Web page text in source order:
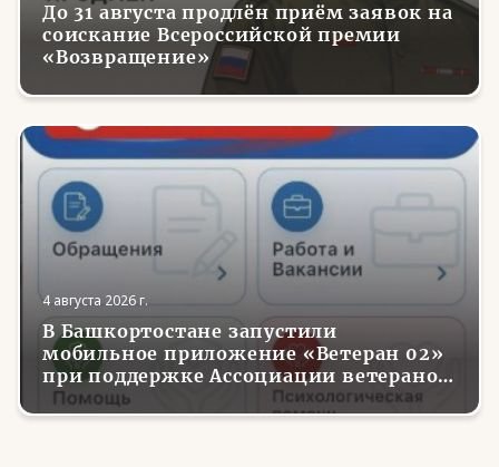
До 31 августа продлён приём заявок на
соискание Всероссийской премии
«Возвращение»
4 августа 2026 г.
В Башкортостане запустили
мобильное приложение «Ветеран 02»
при поддержке Ассоциации ветеранов
СВО